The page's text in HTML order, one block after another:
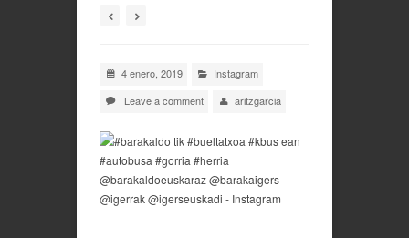
4 enero, 2019
Instagram
Leave a comment
aritzgarcia